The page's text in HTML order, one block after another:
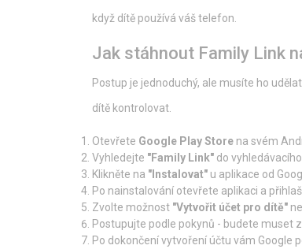
když dítě používá váš telefon.
Jak stáhnout Family Link
Postup je jednoduchý, ale musíte ho
dítě kontrolovat.
Otevřete Google Play Store na svém
Vyhledejte "Family Link" do vyhledávacího
Klikněte na "Instalovat" u aplikace od
Po nainstalování otevřete aplikaci a
Zvolte možnost "Vytvořit účet pro dítě"
Postupujte podle pokynů - budete muset
Po dokončení vytvoření účtu vám Google